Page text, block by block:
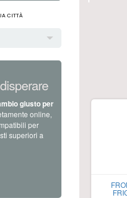
CITTÀ
giusto per
online,
per
superiori a